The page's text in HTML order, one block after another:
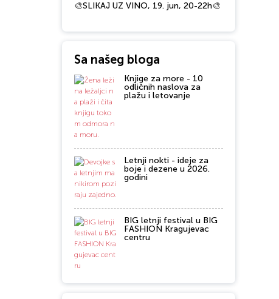
🎨SLIKAJ UZ VINO, 19. jun, 20-22h🎨
Sa našeg bloga
Knjige za more - 10
odličnih naslova za
plažu i letovanje
Letnji nokti - ideje za
boje i dezene u 2026.
godini
BIG letnji festival u BIG
FASHION Kragujevac
centru